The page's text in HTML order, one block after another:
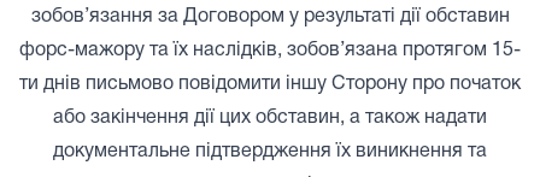
зобов’язання за Договором у результаті дії обставин
форс-мажору та їх наслідків, зобов’язана протягом 15-
ти днів письмово повідомити іншу Сторону про початок
або закінчення дії цих обставин, а також надати
документальне підтвердження їх виникнення та